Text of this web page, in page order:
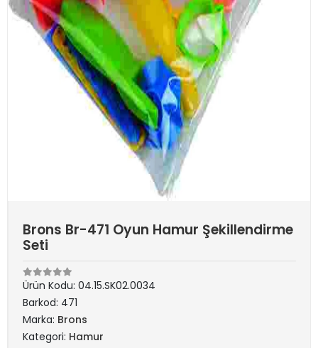
Brons Br-471 Oyun Hamur Şekillendirme
Seti
Ürün Kodu: 04.15.SK02.0034
Barkod: 471
Marka: Brons
Kategori: Hamur